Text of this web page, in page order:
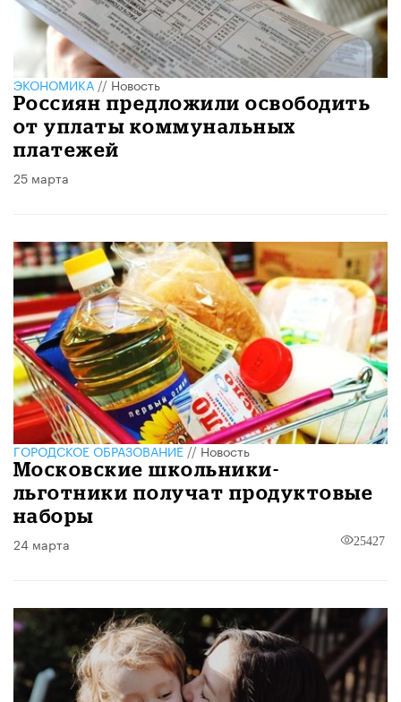
ЭКОНОМИКА//Новость
Россиян предложили освободить
от уплаты коммунальных
платежей
25 марта
ГОРОДСКОЕ ОБРАЗОВАНИЕ//Новость
Московские школьники-
льготники получат продуктовые
наборы
24 марта 25427